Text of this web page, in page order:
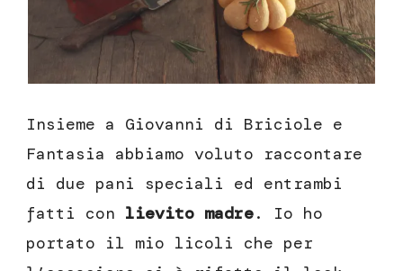
Insieme a Giovanni di Briciole e
Fantasia abbiamo voluto raccontare
di due pani speciali ed entrambi
fatti con lievito madre. Io ho
portato il mio licoli che per